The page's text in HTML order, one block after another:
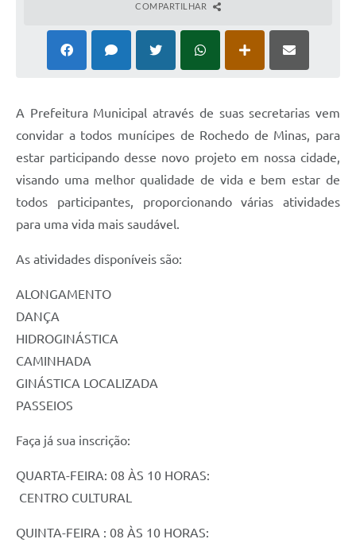
COMPARTILHAR
A Prefeitura Municipal através de suas secretarias vem
convidar a todos munícipes de Rochedo de Minas, para
estar participando desse novo projeto em nossa cidade,
visando uma melhor qualidade de vida e bem estar de
todos participantes, proporcionando várias atividades
para uma vida mais saudável.
As atividades disponíveis são:
ALONGAMENTO
DANÇA
HIDROGINÁSTICA
CAMINHADA
GINÁSTICA LOCALIZADA
PASSEIOS
Faça já sua inscrição:
QUARTA-FEIRA: 08 ÀS 10 HORAS:
CENTRO CULTURAL
QUINTA-FEIRA : 08 ÀS 10 HORAS: